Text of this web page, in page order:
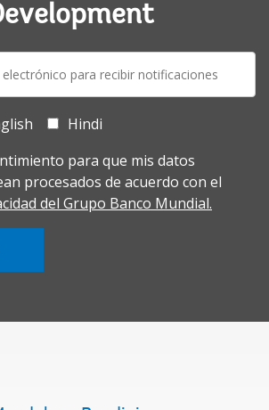
Hindi
para que mis datos
procesados de acuerdo con el
del Grupo Banco Mundial.